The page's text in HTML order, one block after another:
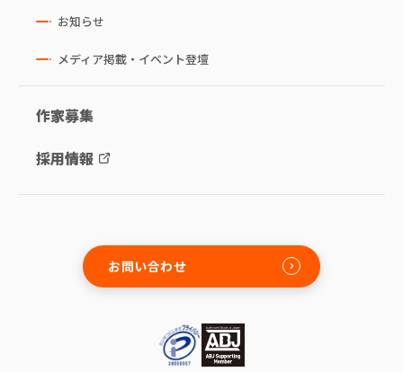
お知らせ
メディア掲載・イベント登壇
作家募集
採用情報
お問い合わせ